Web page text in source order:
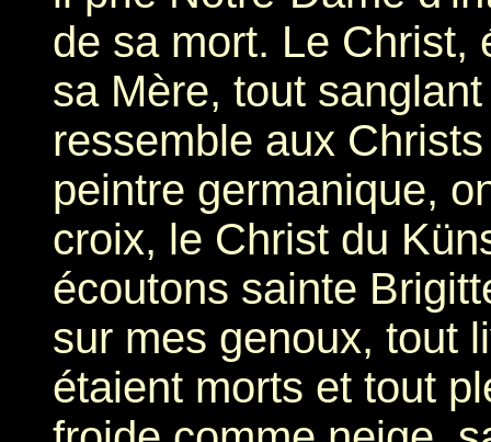
de sa mort. Le Christ,
sa Mère, tout
ressemble aux
peintre germanique,
croix, le Christ du
écoutons sainte
sur mes genoux, tout
étaient morts et tout